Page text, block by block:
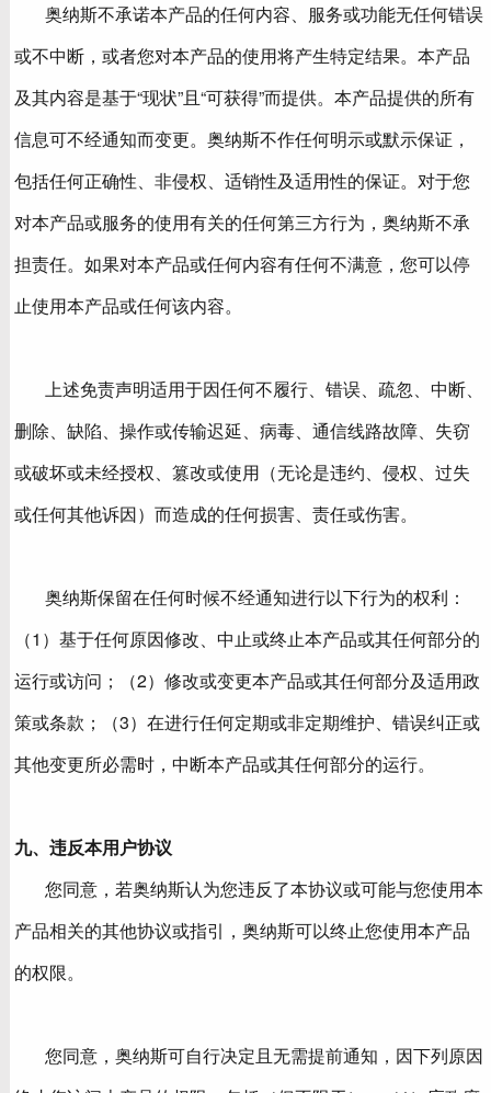
奥纳斯不承诺本产品的任何内容、服务或功能无任何错误
或不中断，或者您对本产品的使用将产生特定结果。本产品
及其内容是基于“现状”且“可获得”而提供。本产品提供的所有
信息可不经通知而变更。奥纳斯不作任何明示或默示保证，
包括任何正确性、非侵权、适销性及适用性的保证。对于您
对本产品或服务的使用有关的任何第三方行为，奥纳斯不承
担责任。如果对本产品或任何内容有任何不满意，您可以停
止使用本产品或任何该内容。
上述免责声明适用于因任何不履行、错误、疏忽、中断、
删除、缺陷、操作或传输迟延、病毒、通信线路故障、失窃
或破坏或未经授权、篡改或使用（无论是违约、侵权、过失
或任何其他诉因）而造成的任何损害、责任或伤害。
奥纳斯保留在任何时候不经通知进行以下行为的权利：
（1）基于任何原因修改、中止或终止本产品或其任何部分的
运行或访问；（2）修改或变更本产品或其任何部分及适用政
策或条款；（3）在进行任何定期或非定期维护、错误纠正或
其他变更所必需时，中断本产品或其任何部分的运行。
九、违反本用户协议
您同意，若奥纳斯认为您违反了本协议或可能与您使用本
产品相关的其他协议或指引，奥纳斯可以终止您使用本产品
的权限。
您同意，奥纳斯可自行决定且无需提前通知，因下列原因